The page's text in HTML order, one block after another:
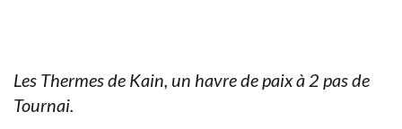
Les Thermes de Kain, un havre de paix à 2 pas de
Tournai.